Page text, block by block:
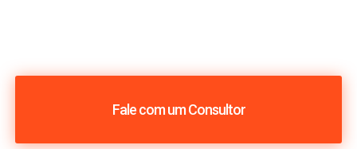
Fale com um Consultor